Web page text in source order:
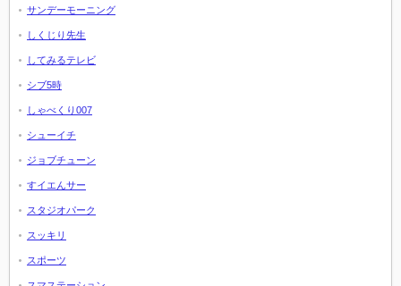
サンデーモーニング
しくじり先生
してみるテレビ
シブ5時
しゃべくり007
シューイチ
ジョブチューン
すイエんサー
スタジオパーク
スッキリ
スポーツ